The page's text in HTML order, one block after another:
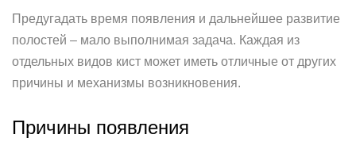
Предугадать время появления и дальнейшее развитие
полостей – мало выполнимая задача. Каждая из
отдельных видов кист может иметь отличные от других
причины и механизмы возникновения.
Причины появления